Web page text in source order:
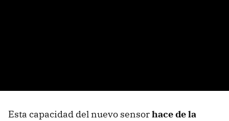
Esta capacidad del nuevo sensorhace de la